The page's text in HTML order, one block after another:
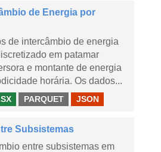
de Energia por
de intercâmbio de energia
em patamar
e montante de energia
horária. Os dados...
PARQUET JSON
Subsistemas
entre subsistemas em